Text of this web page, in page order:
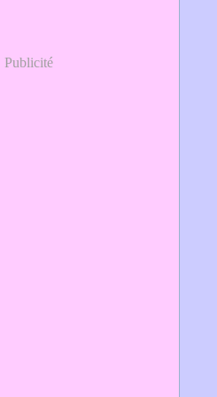
Publicité